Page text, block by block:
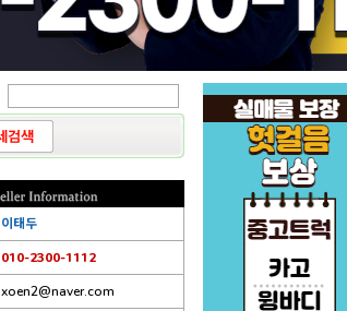
이태두
010-2300-1112
xoen2@naver.com